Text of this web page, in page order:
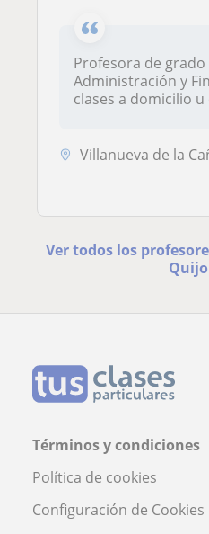
Profesora de grado
Administración y
clases a domicilio u
Villanueva de la Cañada, Brunete,
Ver todos los
Términos y condiciones
Política de cookies
Configuración de Cookies